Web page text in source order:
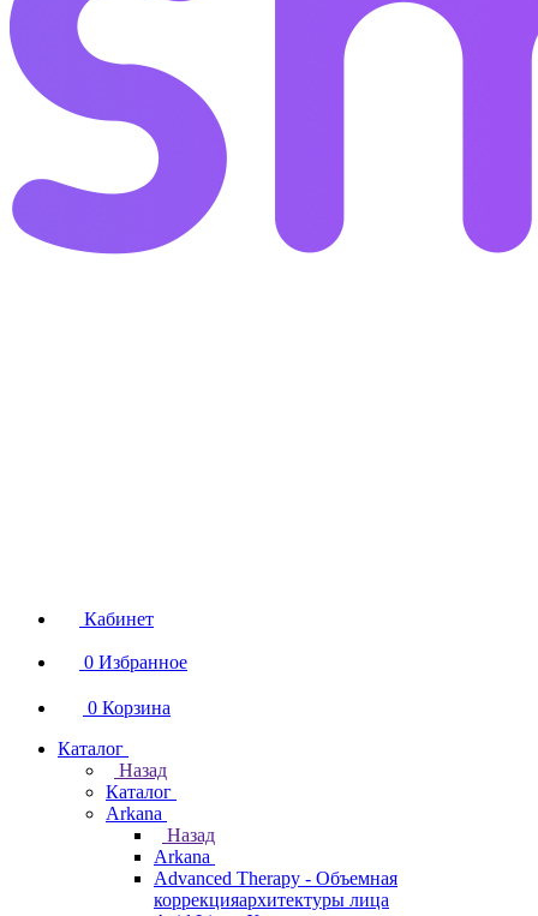
Кабинет
0 Избранное
0 Корзина
Каталог
Назад
Каталог
Arkana
Назад
Arkana
Advanced Therapy - Объемная
коррекцияархитектуры лица